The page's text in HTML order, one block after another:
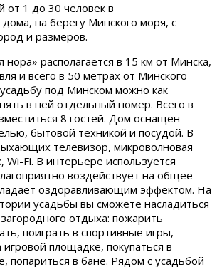
от 1 до 30 человек в
на берегу Минского моря, с
и размеров.
нора» располагается в 15 км от Минска,
и всего в 50 метрах от Минского
под Минском можно как
в ней отдельный номер. Всего в
8 гостей. Дом оснащен
бытовой техникой и посудой. В
телевизор, микроволновая
Wi-Fi. В интерьере используется
воздействует на общее
оздоравливающим эффектом. На
усадьбы вы сможете насладиться
отдыха: пожарить
поиграть в спортивные игры,
площадке, покупаться в
попариться в бане. Рядом с усадьбой